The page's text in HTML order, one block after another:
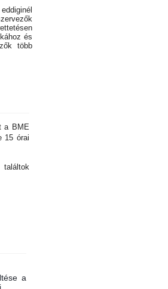
és
több
a BME
15 órai
találtok
a